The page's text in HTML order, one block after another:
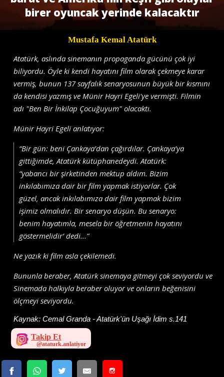
birer oyuncak yerinde kalacaktır
Mustafa Kemal Atatürk
Atatürk, aslında sinemanın propaganda gücünü çok iyi
biliyordu. Öyle ki kendi hayatını film olarak çekmeye karar
vermiş, bunun 137 sayfalık senaryosunun büyük bir kısmını
da kendisi yazmış ve Münir Hayri Egeli'ye vermişti. Filmin
adı "Ben Bir İnkilap Çocuğuyum" olacaktı.
Münir Hayri Egeli anlatıyor:
“Bir gün: beni Çankaya’dan çağırdılar. Çankaya’ya
gittiğimde, Atatürk kütüphanedeydi. Atatürk:
“yabancı bir şirketinden mektup aldım. Bizim
inkılabımıza dair bir film yapmak istiyorlar. Çok
güzel, ancak inkılabımıza dair film yapmak bizim
işimiz olmalıdır. Bir senaryo düşün. Bu senaryo:
benim hayatımla, mesela bir öğretmenin hayatını
göstermelidir’ dedi...”
Ne yazık ki film asla çekilemedi.
Bununla beraber, Atatürk sinemaya gitmeyi çok seviyordu ve
Sinemada halkıyla beraber oluyor ve onların beğenisini
ölçmeyi seviyordu.
Kaynak:Cemal Granda - Atatürk'ün Uşağı İdim s.141
Takip Et